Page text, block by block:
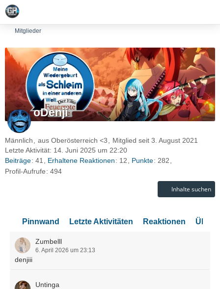
Mitglieder
oDenji
Männlich aus Oberösterreich <3
Mitglied seit 3. August 2021
Letzte Aktivität: 14. Juni 2025 um 22:20
Beiträge 41 Erhaltene Reaktionen 12 Punkte 282
Profil-Aufrufe
494
Inhalte suchen
Pinnwand Letzte Aktivitäten Reaktionen Über
Zumbelll
6. April 2026 um 23:13
denjiii
Untinga